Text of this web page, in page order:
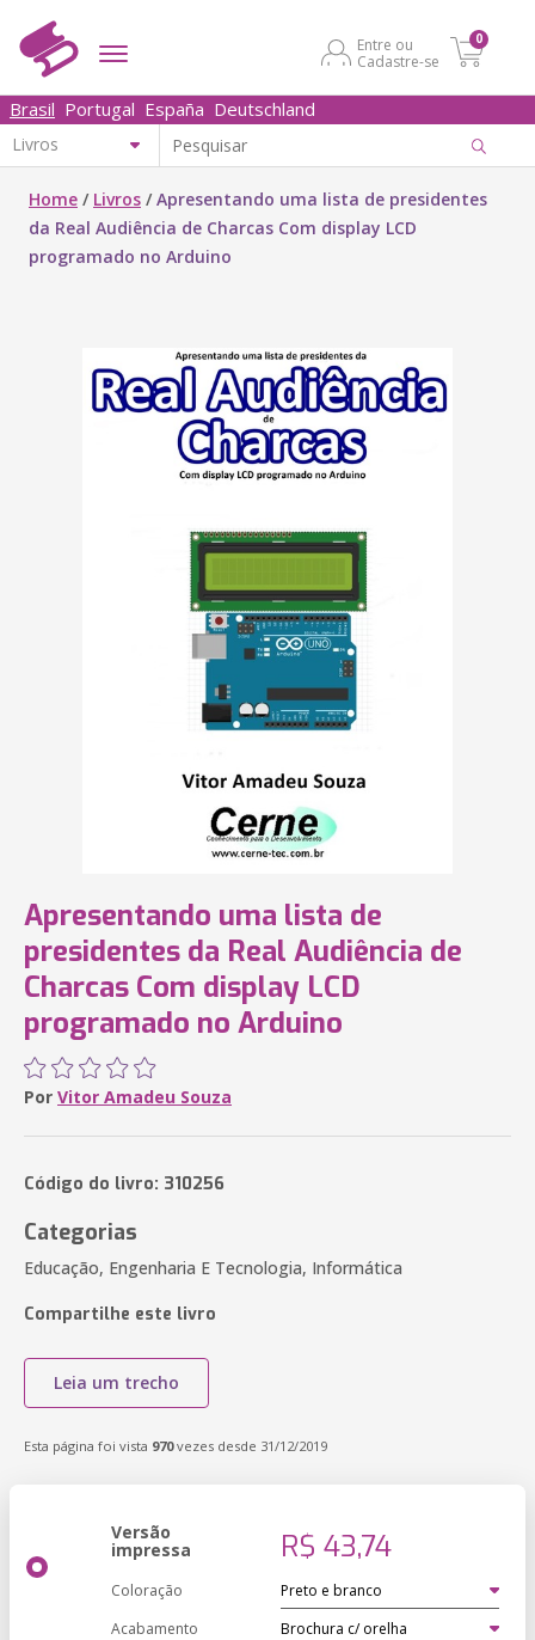
Entre ou
Cadastre-se
0
Brasil Portugal España Deutschland
Home / Livros /Apresentando uma lista de presidentes
da Real Audiência de Charcas Com display LCD
programado no Arduino
Apresentando uma lista de
presidentes da Real Audiência de
Charcas Com display LCD
programado no Arduino
Por Vitor Amadeu Souza
Código do livro: 310256
Categorias
Educação, Engenharia E Tecnologia, Informática
Compartilhe este livro
Leia um trecho
Esta página foi vista 970vezes desde 31/12/2019
Versão
impressa R$ 43,74
Coloração
Acabamento